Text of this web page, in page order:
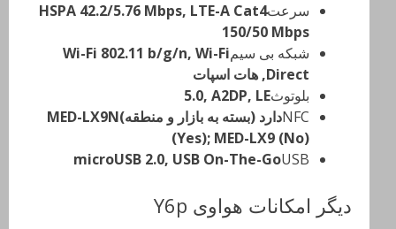
سرعتHSPA 42.2/5.76 Mbps, LTE-A Cat4
150/50 Mbps
شبکه بی سیمWi-Fi 802.11 b/g/n, Wi-Fi
Direct, هات اسپات
بلوتوث5.0, A2DP, LE
NFC
دارد (بسته به بازار و منطقه)MED-LX9N
(Yes); MED-LX9 (No)
USB
microUSB 2.0, USB On-The-Go
دیگر امکانات هواوی Y6p